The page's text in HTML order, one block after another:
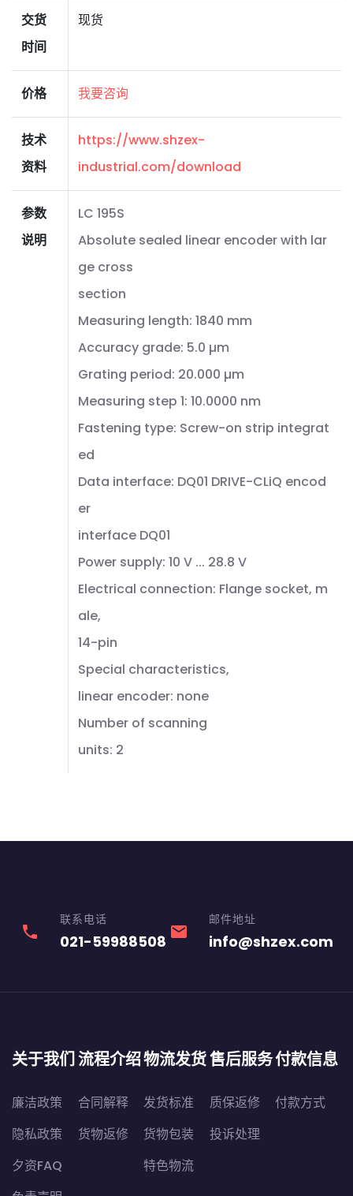
交货
时间
现货
价格 我要咨询
技术
资料
https://www.shzex-
industrial.com/download
参数
说明
LC 195S
Absolute sealed linear encoder with lar
ge cross
section
Measuring length: 1840 mm
Accuracy grade: 5.0 µm
Grating period: 20.000 µm
Measuring step 1: 10.0000 nm
Fastening type: Screw-on strip integrat
ed
Data interface: DQ01 DRIVE-CLiQ encod
er
interface DQ01
Power supply: 10 V ... 28.8 V
Electrical connection: Flange socket, m
ale,
14-pin
Special characteristics,
linear encoder: none
Number of scanning
units: 2
phone
联系电话
021-59988508 email
邮件地址
info@shzex.com
关于我们
廉洁政策
隐私政策
夕资FAQ
流程介绍
合同解释
货物返修
物流发货
发货标准
货物包装
特色物流
售后服务
质保返修
投诉处理
付款信息
付款方式